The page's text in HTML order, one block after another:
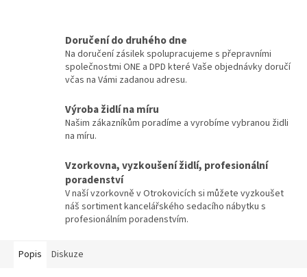
Doručení do druhého dne
Na doručení zásilek spolupracujeme s přepravními
společnostmi ONE a DPD které Vaše objednávky doručí
včas na Vámi zadanou adresu.
Výroba židlí na míru
Našim zákazníkům poradíme a vyrobíme vybranou židli
na míru.
Vzorkovna, vyzkoušení židlí, profesionální
poradenství
V naší vzorkovně v Otrokovicích si můžete vyzkoušet
náš sortiment kancelářského sedacího nábytku s
profesionálním poradenstvím.
Popis Diskuze